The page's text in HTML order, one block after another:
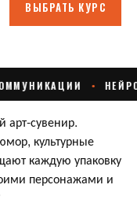
арт-сувенир.
культурные
каждую упаковку
персонажами и